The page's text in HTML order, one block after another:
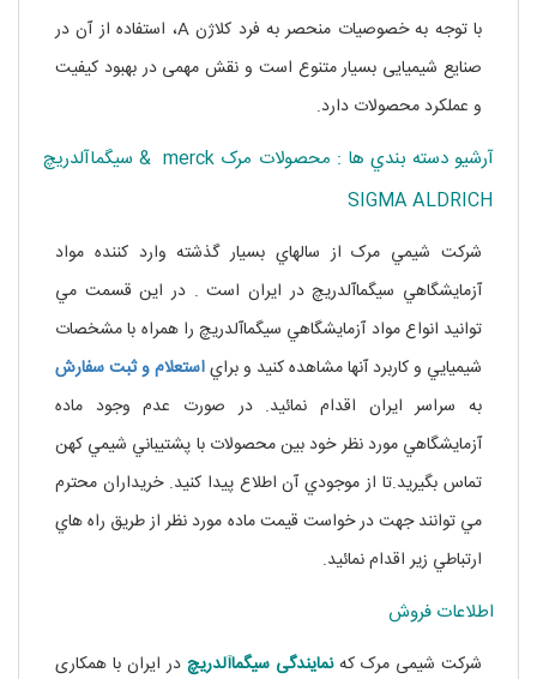
با توجه به خصوصیات منحصر به فرد کلاژن A، استفاده از آن در
صنایع شیمیایی بسیار متنوع است و نقش مهمی در بهبود کیفیت
و عملکرد محصولات دارد.
آرشيو دسته بندي ها : محصولات مرک merck & سيگماآلدريچ
SIGMA ALDRICH
شرکت شيمي مرک از سالهاي بسيار گذشته وارد کننده مواد
آزمايشگاهي سيگماآلدريچ در ايران است . در اين قسمت مي
توانيد انواع مواد آزمايشگاهي سيگماآلدريچ را همراه با مشخصات
شيميايي و کاربرد آنها مشاهده کنيد و براياستعلام و ثبت سفارش
به سراسر ايران اقدام نمائيد. در صورت عدم وجود ماده
آزمايشگاهي مورد نظر خود بين محصولات با پشتيباني شيمي کهن
تماس بگيريد.تا از موجودي آن اطلاع پيدا کنيد. خريداران محترم
مي توانند جهت در خواست قيمت ماده مورد نظر از طريق راه هاي
ارتباطي زير اقدام نمائيد.
اطلاعات فروش
شرکت شیمی مرک کهنمایندگی سیگماآلدریچ در ایران با همکاری